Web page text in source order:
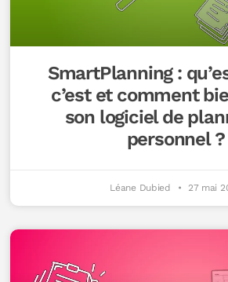
SmartPlanning :
c’est et comment
son logiciel de
personnel ?
Léane Dubied 27 mai